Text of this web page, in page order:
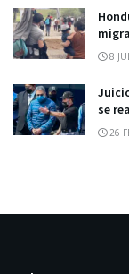
8
se
26